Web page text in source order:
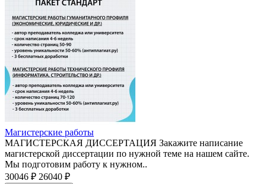
Магистерские работы
МАГИСТЕРСКАЯ ДИССЕРТАЦИЯ Закажите написание
магистерской диссертации по нужной теме на нашем сайте.
Мы подготовим работу к нужном..
30046 ₽ 26040 ₽